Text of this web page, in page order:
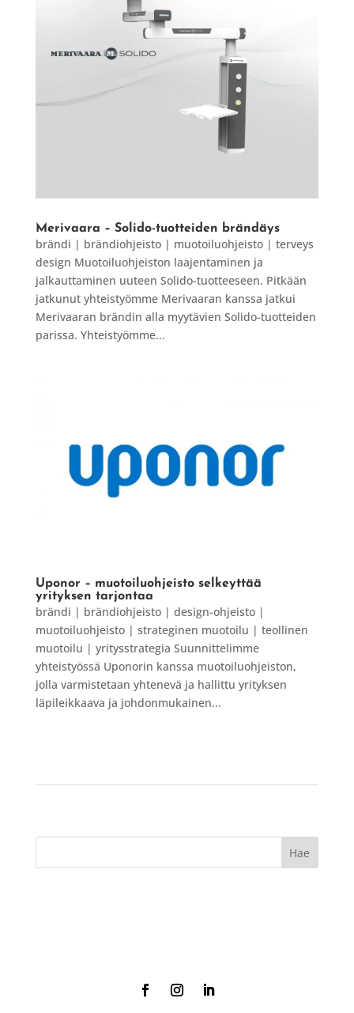
Merivaara – Solido-tuotteiden brändäys
brändi | brändiohjeisto | muotoiluohjeisto | terveys
design Muotoiluohjeiston laajentaminen ja
jalkauttaminen uuteen Solido-tuotteeseen. Pitkään
jatkunut yhteistyömme Merivaaran kanssa jatkui
Merivaaran brändin alla myytävien Solido-tuotteiden
parissa. Yhteistyömme...
Uponor – muotoiluohjeisto selkeyttää
yrityksen tarjontaa
brändi | brändiohjeisto | design-ohjeisto |
muotoiluohjeisto | strateginen muotoilu | teollinen
muotoilu | yritysstrategia Suunnittelimme
yhteistyössä Uponorin kanssa muotoiluohjeiston,
jolla varmistetaan yhtenevä ja hallittu yrityksen
läpileikkaava ja johdonmukainen...